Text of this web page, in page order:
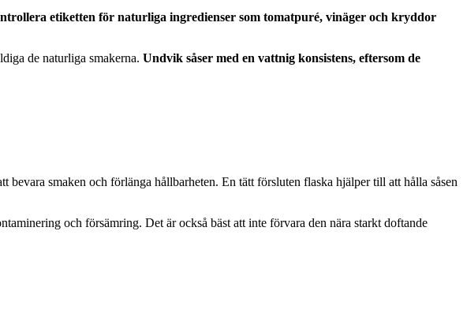
etiketten för naturliga ingredienser som tomatpuré, vinäger och kryddor
de naturliga smakerna. Undvik såser med en vattnig konsistens, eftersom de
bevara smaken och förlänga hållbarheten. En tätt försluten flaska hjälper till att hålla såsen
och försämring. Det är också bäst att inte förvara den nära starkt doftande